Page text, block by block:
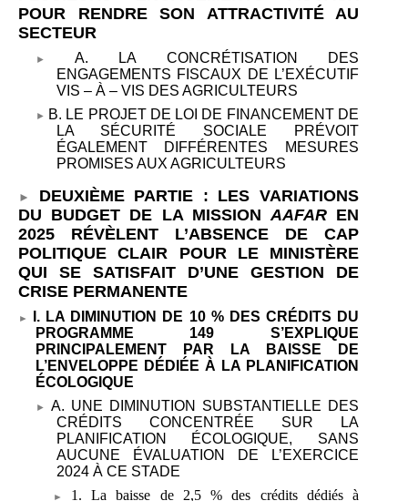
POUR RENDRE SON ATTRACTIVITÉ AU
SECTEUR
A. LA CONCRÉTISATION DES
ENGAGEMENTS FISCAUX DE L’EXÉCUTIF
VIS – À – VIS DES AGRICULTEURS
B. LE PROJET DE LOI DE FINANCEMENT DE
LA SÉCURITÉ SOCIALE PRÉVOIT
ÉGALEMENT DIFFÉRENTES MESURES
PROMISES AUX AGRICULTEURS
DEUXIÈME PARTIE : LES VARIATIONS
DU BUDGET DE LA MISSIONAAFAREN
2025 RÉVÈLENT L’ABSENCE DE CAP
POLITIQUE CLAIR POUR LE MINISTÈRE
QUI SE SATISFAIT D’UNE GESTION DE
CRISE PERMANENTE
I. LA DIMINUTION DE 10 % DES CRÉDITS DU
PROGRAMME
149 S’EXPLIQUE
PRINCIPALEMENT PAR LA BAISSE DE
L’ENVELOPPE DÉDIÉE À LA PLANIFICATION
ÉCOLOGIQUE
A. UNE DIMINUTION SUBSTANTIELLE DES
CRÉDITS CONCENTRÉE SUR LA
PLANIFICATION ÉCOLOGIQUE, SANS
AUCUNE ÉVALUATION DE L’EXERCICE
2024 À CE STADE
1. La baisse de 2,5
% des crédits dédiés à